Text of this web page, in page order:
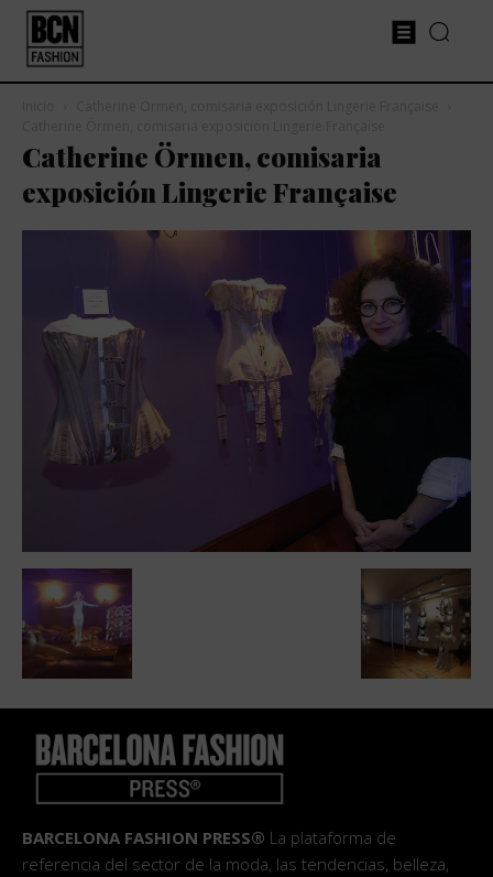
Catherine Örmen, comisaria
exposición Lingerie Française
BARCELONA FASHION PRESS® La plataforma de
referencia del sector de la moda, las tendencias, belleza,